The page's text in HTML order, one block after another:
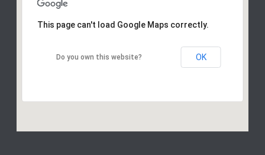
This page can't load Google Maps correctly.
Do you own this website? OK